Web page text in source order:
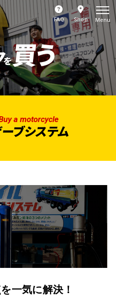
FAQ Shop Menu
を買う
a motorcycle
ブシステム
一気に解決！